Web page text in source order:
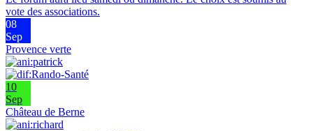
vote des associations.
08
Sep
Provence verte
10
Sep
Château de Berne